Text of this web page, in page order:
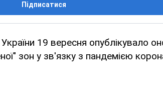
Підписатися
19 вересня опублікувало
зон у зв'язку з пандемією